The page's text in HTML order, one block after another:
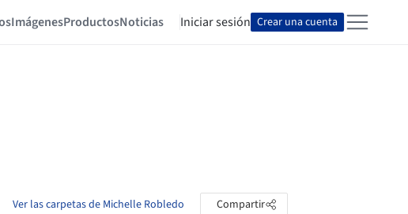
ImágenesProductosNoticias Iniciar sesión Crear una cuenta
Ver las carpetas de Michelle Robledo Compartir